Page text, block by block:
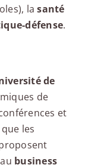
lasanté
défense.
de
de
et
les
business